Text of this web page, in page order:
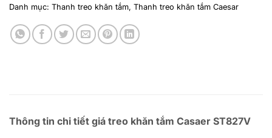
Danh mục: Thanh treo khăn tắm, Thanh treo khăn tắm Caesar
Thông tin chi tiết giá treo khăn tắm Casaer ST827V